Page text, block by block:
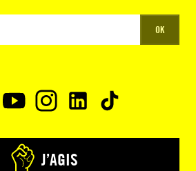
OK
J’AGIS